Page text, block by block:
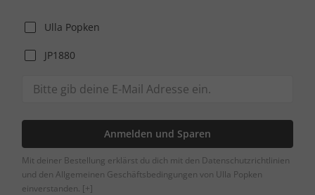
Ulla Popken
JP1880
Anmelden und Sparen
Mit deiner Bestellung erklärst du dich mit den Datenschutzrichtlinien
und den Allgemeinen Geschäftsbedingungen von Ulla Popken
einverstanden. [+]